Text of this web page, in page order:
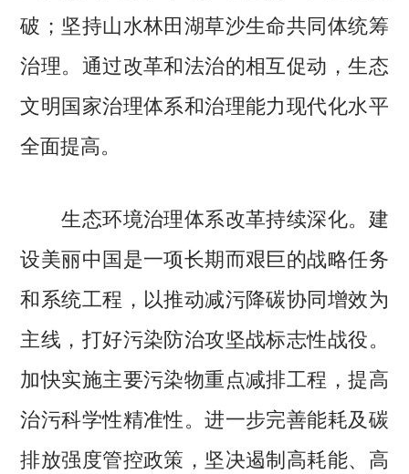
破；坚持山水林田湖草沙生命共同体统筹
治理。通过改革和法治的相互促动，生态
文明国家治理体系和治理能力现代化水平
全面提高。
生态环境治理体系改革持续深化。建
设美丽中国是一项长期而艰巨的战略任务
和系统工程，以推动减污降碳协同增效为
主线，打好污染防治攻坚战标志性战役。
加快实施主要污染物重点减排工程，提高
治污科学性精准性。进一步完善能耗及碳
排放强度管控政策，坚决遏制高耗能、高